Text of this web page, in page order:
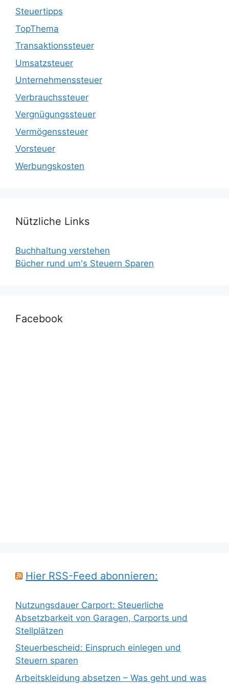
Steuertipps
TopThema
Transaktionssteuer
Umsatzsteuer
Unternehmenssteuer
Verbrauchssteuer
Vergnügungssteuer
Vermögenssteuer
Vorsteuer
Werbungskosten
Nützliche Links
Buchhaltung verstehen
Bücher rund um's Steuern Sparen
Facebook
Hier RSS-Feed abonnieren:
Nutzungsdauer Carport: Steuerliche
Absetzbarkeit von Garagen, Carports und
Stellplätzen
Steuerbescheid: Einspruch einlegen und
Steuern sparen
Arbeitskleidung absetzen – Was geht und was